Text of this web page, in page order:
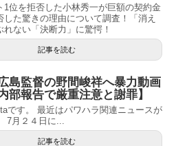
1位を拒否した小林秀一が巨額の契約金
した驚きの理由について調査！「消え
れない「決断力」に驚愕！
記事を読む
島監督の野間峻祥へ暴力動画
部報告で厳重注意と謝罪】
です。 最近はパワハラ関連ニュースが
7月２４日に...
記事を読む